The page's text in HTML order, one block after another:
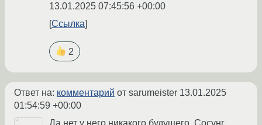
13.01.2025 07:45:56 +00:00
Ссылка
2
Ответ на: комментарий от sarumeister 13.01.2025
01:54:59 +00:00
Да нет у него никакого будущего. Сосунг